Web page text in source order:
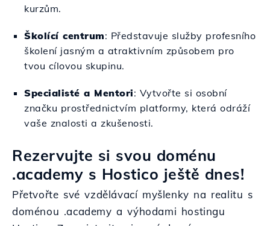
kurzům.
Školící centrum: Představuje služby profesního
školení jasným a atraktivním způsobem pro
tvou cílovou skupinu.
Specialisté a Mentori: Vytvořte si osobní
značku prostřednictvím platformy, která odráží
vaše znalosti a zkušenosti.
Rezervujte si svou doménu
.academy s Hostico ještě dnes!
Přetvořte své vzdělávací myšlenky na realitu s
doménou .academy a výhodami hostingu